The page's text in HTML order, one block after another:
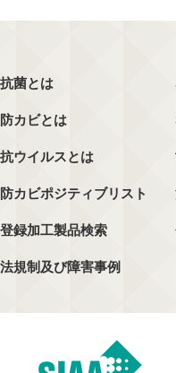
抗菌とは
防カビとは
抗ウイルスとは
防カビポジティブリスト
登録加工製品検索
法規制及び障害事例